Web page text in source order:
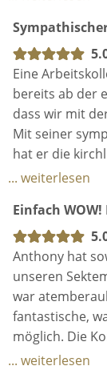
eingegangen
gestaltet. Von
Worte. Wir
Einfach
Anthony hat
unseren
war
fantastische,
möglich. Die
immer total fix.
alle unsere
... weiterlesen
Während der
Familie hat Ant
Die Gäste
wollten wir ihn
nicht
Musiker, der
... weiterlesen